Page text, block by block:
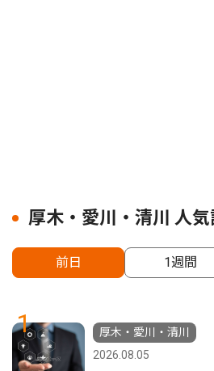
厚木・愛川・清川 人
前日 1週間
1
厚木・愛川・清川
2026.08.05